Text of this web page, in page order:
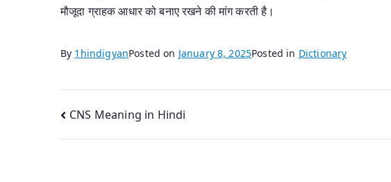
मौजूदा ग्राहक आधार को बनाए रखने की मांग करती है।
By 1hindigyanPosted on January 8, 2025Posted in Dictionary
Post
navigation
CNS Meaning in Hindi